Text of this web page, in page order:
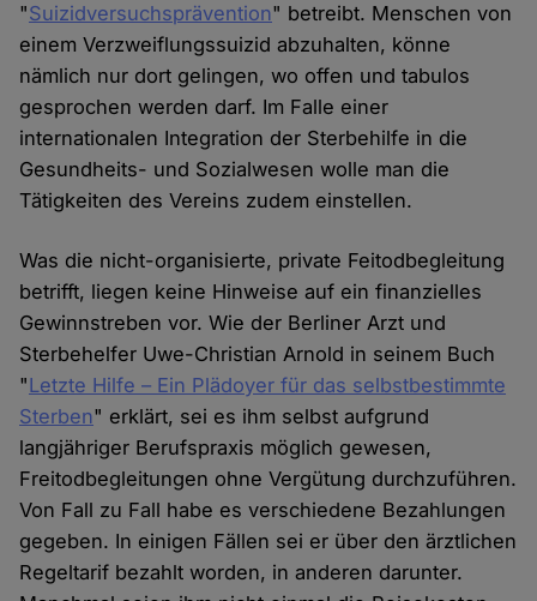
"Suizidversuchsprävention" betreibt. Menschen von
einem Verzweiflungssuizid abzuhalten, könne
nämlich nur dort gelingen, wo offen und tabulos
gesprochen werden darf. Im Falle einer
internationalen Integration der Sterbehilfe in die
Gesundheits- und Sozialwesen wolle man die
Tätigkeiten des Vereins zudem einstellen.
Was die nicht-organisierte, private Feitodbegleitung
betrifft, liegen keine Hinweise auf ein finanzielles
Gewinnstreben vor. Wie der Berliner Arzt und
Sterbehelfer Uwe-Christian Arnold in seinem Buch
"Letzte Hilfe – Ein Plädoyer für das selbstbestimmte
Sterben" erklärt, sei es ihm selbst aufgrund
langjähriger Berufspraxis möglich gewesen,
Freitodbegleitungen ohne Vergütung durchzuführen.
Von Fall zu Fall habe es verschiedene Bezahlungen
gegeben. In einigen Fällen sei er über den ärztlichen
Regeltarif bezahlt worden, in anderen darunter.